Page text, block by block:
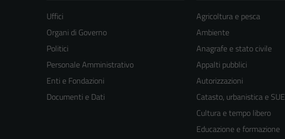
Uffici
Organi di Governo
Politici
Personale Amministrativo
Enti e Fondazioni
Documenti e Dati
Agricoltura e pesca
Ambiente
Anagrafe e stato civile
Appalti pubblici
Autorizzazioni
Catasto, urbanistica e SUE
Cultura e tempo libero
Educazione e formazione